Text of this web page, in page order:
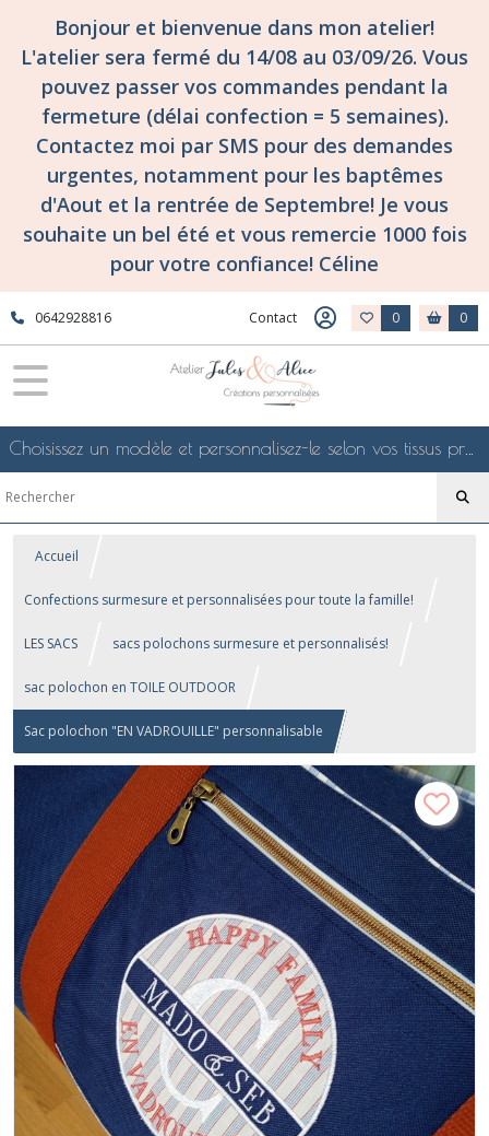
Bonjour et bienvenue dans mon atelier!
L'atelier sera fermé du 14/08 au 03/09/26. Vous
pouvez passer vos commandes pendant la
fermeture (délai confection = 5 semaines).
Contactez moi par SMS pour des demandes
urgentes, notamment pour les baptêmes
d'Aout et la rentrée de Septembre! Je vous
souhaite un bel été et vous remercie 1000 fois
pour votre confiance! Céline
0642928816 Contact 0 0
Choisissez un modèle et personnalisez-le selon vos tissus préférés de mes collections en ligne, je le confectionnerai selon vos souhaits
Accueil
Confections surmesure et personnalisées pour toute la famille!
LES SACS sacs polochons surmesure et personnalisés!
sac polochon en TOILE OUTDOOR
Sac polochon "EN VADROUILLE" personnalisable